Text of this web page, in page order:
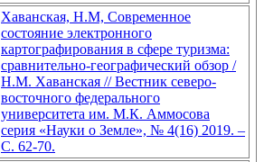
Хаванская, Н.М, Современное
состояние электронного
картографирования в сфере туризма:
сравнительно-географический обзор /
Н.М. Хаванская // Вестник северо-
восточного федерального
университета им. М.К. Аммосова
серия «Науки о Земле», № 4(16) 2019. –
С. 62-70.